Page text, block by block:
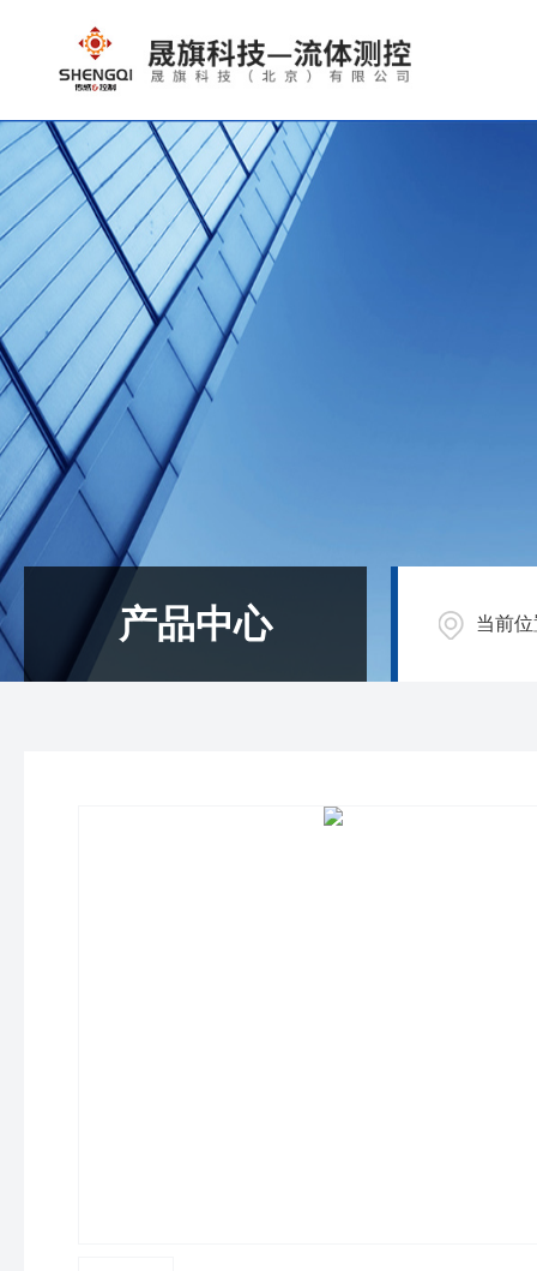
产品中心 当前